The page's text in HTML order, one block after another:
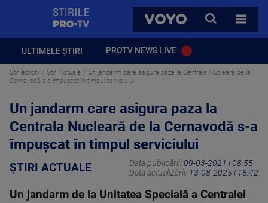
VOYO
CAUTA
TOATE
ULTIMELE ȘTIRI PROTV NEWS LIVE
Stirileprotv Știri Actuale
Un jandarm care asigura paza la Centrala Nucleară de la
Cernavodă s-a împuşcat în timpul serviciului
Un jandarm care asigura paza la
Centrala Nucleară de la Cernavodă s-a
împuşcat în timpul serviciului
ȘTIRI ACTUALE Data publicării: 09-03-2021 | 08:55
Data actualizării: 13-08-2025 | 18:42
Un jandarm de la Unitatea Specială a Centralei